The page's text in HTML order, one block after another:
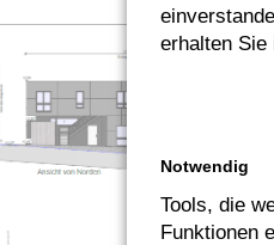
erhalten Sie
Notwendig
Tools, die
Funktionen